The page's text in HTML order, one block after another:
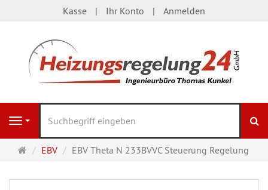
Kasse Ihr Konto Anmelden
Navigation
Startseite
EBV EBV Theta N 233BVVC Steuerung Regelung